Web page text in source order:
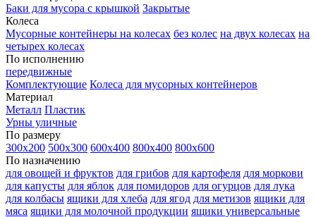
Баки для мусора с крышкой Закрытые
Колеса
Мусорные контейнеры на колесах без колес на двух колесах на
четырех колесах
По исполнению
передвижные
Комплектующие Колеса для мусорных контейнеров
Материал
Металл Пластик
Урны уличные
По размеру
300х200 500х300 600х400 800х400 800х600
По назначению
для овощей и фруктов для грибов для картофеля для моркови
для капусты для яблок для помидоров для огурцов для лука
для колбасы ящики для хлеба для ягод для метизов ящики для
мяса ящики для молочной продукции ящики универсальные